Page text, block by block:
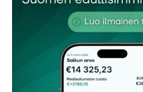
Sähköpostiosoitettasi ei julkaista.
kentät on merkitty*
Kommentti*